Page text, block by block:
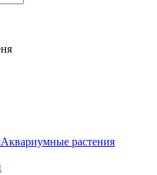
Аквариумные растения